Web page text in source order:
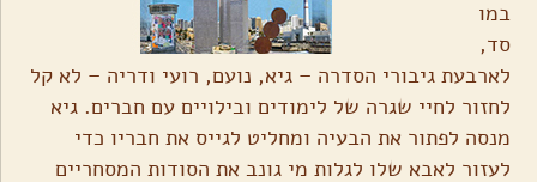
במו
סד,
לארבעת גיבורי הסדרה – גיא, נועם, רועי ודריה – לא קל
לחזור לחיי שגרה של לימודים ובילויים עם חברים. גיא
מנסה לפתור את הבעיה ומחליט לגייס את חבריו כדי
לעזור לאבא שלו לגלות מי גונב את הסודות המסחריים